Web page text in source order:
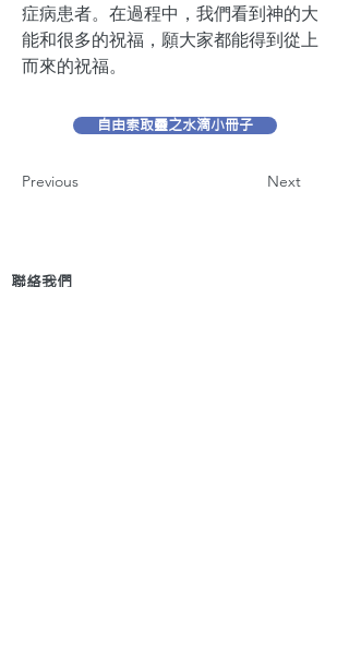
症病患者。在過程中，我們看到神的大
能和很多的祝福，願大家都能得到從上
而來的祝福。
自由索取靈之水滴小冊子
Previous Next
聯絡我們